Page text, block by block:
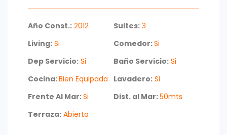
Año Const.: 2012 Suites: 3
Living: Si Comedor:Si
Dep Servicio: Si Baño Servicio: Si
Cocina:Bien Equipada Lavadero: Si
Frente Al Mar:Si Dist. al Mar:50mts
Terraza: Abierta